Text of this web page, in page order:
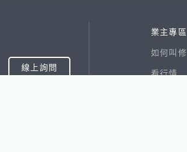
線上詢問
業主專區
如何叫修
看行情